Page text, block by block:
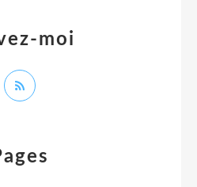
moi